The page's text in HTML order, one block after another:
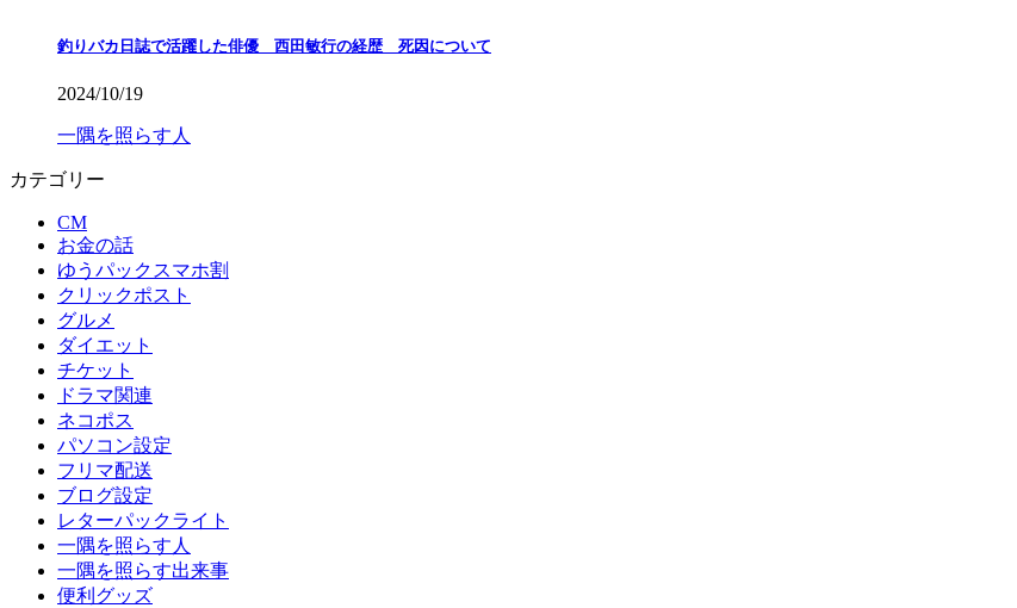
釣りバカ日誌で活躍した俳優 西田敏行の経歴 死因について
2024/10/19
一隅を照らす人
カテゴリー
CM
お金の話
ゆうパックスマホ割
クリックポスト
グルメ
ダイエット
チケット
ドラマ関連
ネコポス
パソコン設定
フリマ配送
ブログ設定
レターパックライト
一隅を照らす人
一隅を照らす出来事
便利グッズ